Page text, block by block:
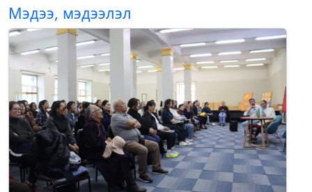
Мэдээ, мэдээлэл